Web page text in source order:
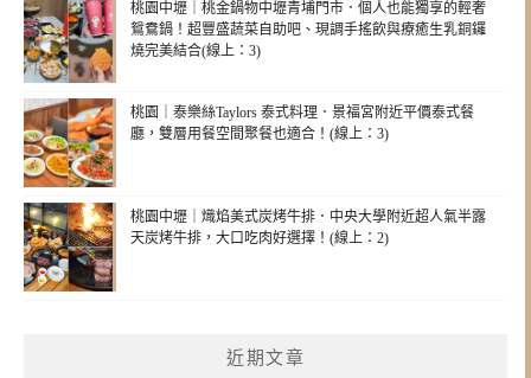
桃園中壢｜桃金鍋物中壢青埔門市．個人也能獨享的輕奢
鴛鴦鍋！超豐盛蔬菜自助吧、現調手搖飲與療癒生乳銅鑼
燒完美結合(線上：3)
桃園｜泰樂絲Taylors 泰式料理．景福宮附近平價泰式餐
廳，雙層用餐空間聚餐也適合！(線上：3)
桃園中壢｜熾焰美式炭烤牛排．中央大學附近超人氣半露
天炭烤牛排，大口吃肉好選擇！(線上：2)
近期文章